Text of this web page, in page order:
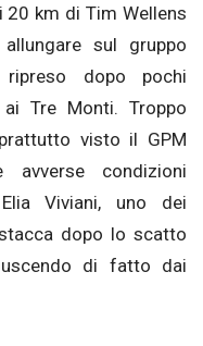
km di Tim Wellens
sul gruppo
dopo pochi
Tre Monti. Troppo
visto il GPM
condizioni
Viviani, uno dei
dopo lo scatto
di fatto dai